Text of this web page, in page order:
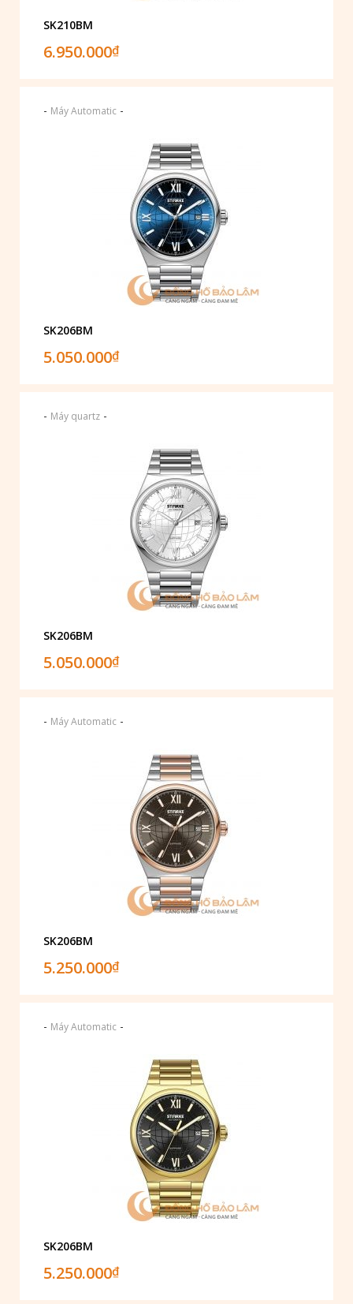
SK210BM
6.950.000₫
- Máy Automatic -
SK206BM
5.050.000₫
- Máy quartz -
SK206BM
5.050.000₫
- Máy Automatic -
SK206BM
5.250.000₫
- Máy Automatic -
SK206BM
5.250.000₫